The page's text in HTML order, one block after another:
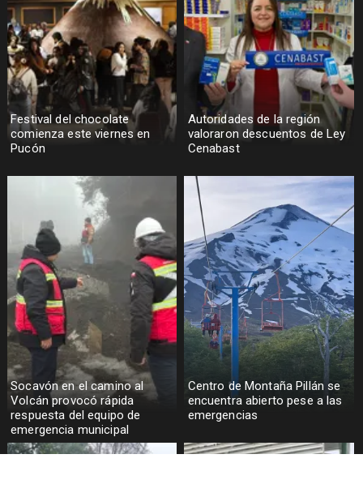
Festival del chocolate
comienza este viernes en
Pucón
Autoridades de la región
valoraron descuentos de Ley
Cenabast
Socavón en el camino al
Volcán provocó rápida
respuesta del equipo de
emergencia municipal
Centro de Montaña Pillán se
encuentra abierto pese a las
emergencias